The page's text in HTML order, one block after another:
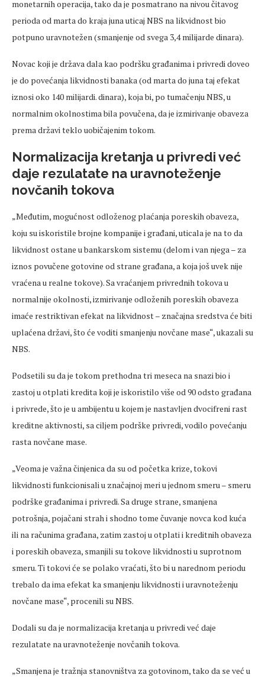
monetarnih operacija, tako da je posmatrano na nivou čitavog
perioda od marta do kraja juna uticaj NBS na likvidnost bio
potpuno uravnotežen (smanjenje od svega 3,4 milijarde dinara).
Novac koji je država dala kao podršku građanima i privredi doveo
je do povećanja likvidnosti banaka (od marta do juna taj efekat
iznosi oko 140 milijardi. dinara), koja bi, po tumačenju NBS, u
normalnim okolnostima bila povučena, da je izmirivanje obaveza
prema državi teklo uobičajenim tokom.
Normalizacija kretanja u privredi već
daje rezulatate na uravnoteženje
novčanih tokova
„Međutim, mogućnost odloženog plaćanja poreskih obaveza,
koju su iskoristile brojne kompanije i građani, uticala je na to da
likvidnost ostane u bankarskom sistemu (delom i van njega – za
iznos povučene gotovine od strane građana, a koja još uvek nije
vraćena u realne tokove). Sa vraćanjem privrednih tokova u
normalnije okolnosti, izmirivanje odloženih poreskih obaveza
imaće restriktivan efekat na likvidnost – značajna sredstva će biti
uplaćena državi, što će voditi smanjenju novčane mase“, ukazali su
NBS.
Podsetili su da je tokom prethodna tri meseca na snazi bio i
zastoj u otplati kredita koji je iskoristilo više od 90 odsto građana
i privrede, što je u ambijentu u kojem je nastavljen dvocifreni rast
kreditne aktivnosti, sa ciljem podrške privredi, vodilo povećanju
rasta novčane mase.
„Veoma je važna činjenica da su od početka krize, tokovi
likvidnosti funkcionisali u značajnoj meri u jednom smeru – smeru
podrške građanima i privredi. Sa druge strane, smanjena
potrošnja, pojačani strah i shodno tome čuvanje novca kod kuća
ili na računima građana, zatim zastoj u otplati i kreditnih obaveza
i poreskih obaveza, smanjili su tokove likvidnosti u suprotnom
smeru. Ti tokovi će se polako vraćati, što bi u narednom periodu
trebalo da ima efekat ka smanjenju likvidnosti i uravnoteženju
novčane mase“, procenili su NBS.
Dodali su da je normalizacija kretanja u privredi već daje
rezulatate na uravnoteženje novčanih tokova.
„Smanjena je tražnja stanovništva za gotovinom, tako da se već u